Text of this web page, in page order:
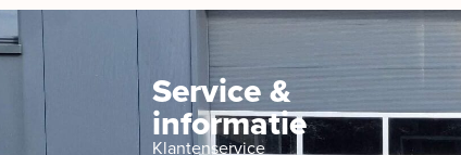
Service &
informatie
Klantenservice